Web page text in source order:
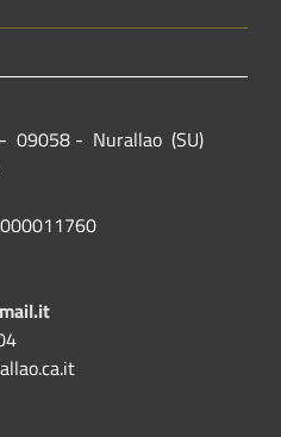
09058 - Nurallao (SU)